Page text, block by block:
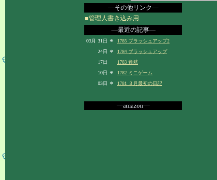
―その他リンク―
■管理人書き込み用
―最近の記事―
03月 31日 *
1785 ブラッシュアップ2
24日
*
1784 ブラッシュアップ
17日
1783 難航
10日
*
1782 ミニゲーム
03日
* 1781 ３月最初の日記
―amazon―